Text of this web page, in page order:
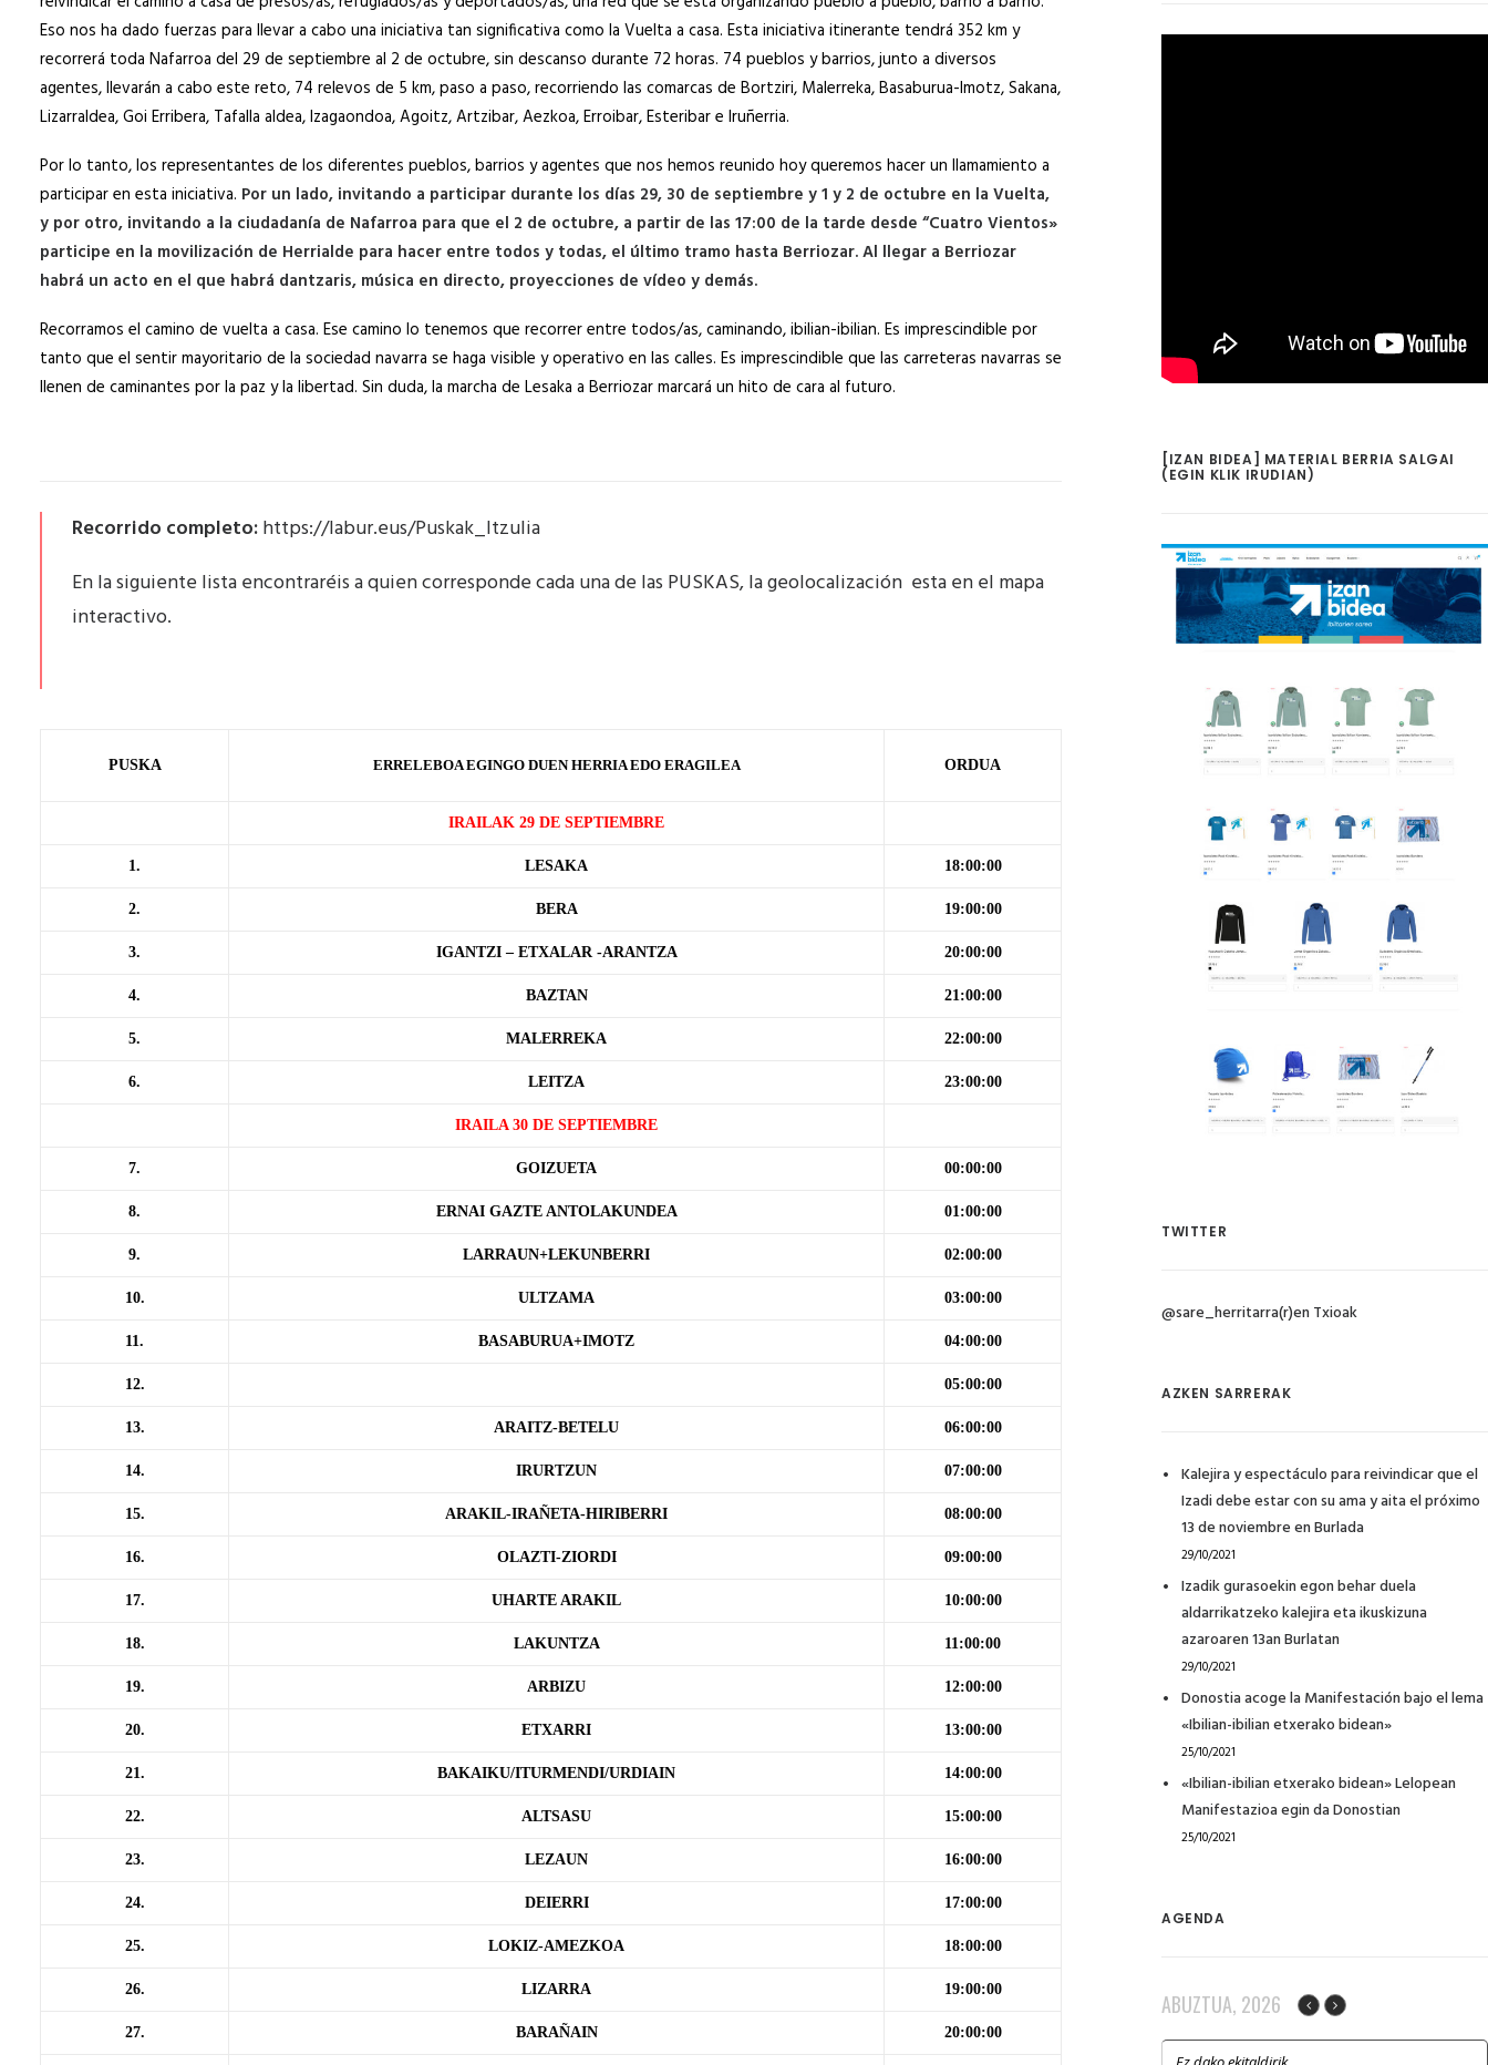
Eso nos ha dado fuerzas para llevar a cabo una iniciativa tan significativa como la Vuelta a casa. Esta iniciativa itinerante tendrá 352 km y
recorrerá toda Nafarroa del 29 de septiembre al 2 de octubre, sin descanso durante 72 horas. 74 pueblos y barrios, junto a diversos
agentes, llevarán a cabo este reto, 74 relevos de 5 km, paso a paso, recorriendo las comarcas de Bortziri, Malerreka, Basaburua-Imotz, Sakana,
Lizarraldea, Goi Erribera, Tafalla aldea, Izagaondoa, Agoitz, Artzibar, Aezkoa, Erroibar, Esteribar e Iruñerria.
Por lo tanto, los representantes de los diferentes pueblos, barrios y agentes que nos hemos reunido hoy queremos hacer un llamamiento a
participar en esta iniciativa. Por un lado, invitando a participar durante los días 29, 30 de septiembre y 1 y 2 de octubre en la Vuelta,
y por otro, invitando a la ciudadanía de Nafarroa para que el 2 de octubre, a partir de las 17:00 de la tarde desde “Cuatro Vientos»
participe en la movilización de Herrialde para hacer entre todos y todas, el último tramo hasta Berriozar. Al llegar a Berriozar
habrá un acto en el que habrá dantzaris, música en directo, proyecciones de vídeo y demás.
Recorramos el camino de vuelta a casa. Ese camino lo tenemos que recorrer entre todos/as, caminando, ibilian-ibilian. Es imprescindible por
tanto que el sentir mayoritario de la sociedad navarra se haga visible y operativo en las calles. Es imprescindible que las carreteras navarras se
llenen de caminantes por la paz y la libertad. Sin duda, la marcha de Lesaka a Berriozar marcará un hito de cara al futuro.
Recorrido completo:https://labur.eus/Puskak_Itzulia
En la siguiente lista encontraréis a quien corresponde cada una de las PUSKAS, la geolocalización esta en el mapa
interactivo.
PUSKA ERRELEBOA EGINGO DUEN HERRIA EDO ERAGILEA ORDUA
IRAILAK 29 DE SEPTIEMBRE
1. LESAKA 18:00:00
2. BERA 19:00:00
3. IGANTZI – ETXALAR -ARANTZA 20:00:00
4. BAZTAN 21:00:00
5. MALERREKA 22:00:00
6. LEITZA 23:00:00
IRAILA 30 DE SEPTIEMBRE
7. GOIZUETA 00:00:00
8. ERNAI GAZTE ANTOLAKUNDEA 01:00:00
9. LARRAUN+LEKUNBERRI 02:00:00
10. ULTZAMA 03:00:00
11. BASABURUA+IMOTZ 04:00:00
12. 05:00:00
13. ARAITZ-BETELU 06:00:00
14. IRURTZUN 07:00:00
15. ARAKIL-IRAÑETA-HIRIBERRI 08:00:00
16. OLAZTI-ZIORDI 09:00:00
17. UHARTE ARAKIL 10:00:00
18. LAKUNTZA 11:00:00
19. ARBIZU 12:00:00
20. ETXARRI 13:00:00
21. BAKAIKU/ITURMENDI/URDIAIN 14:00:00
22. ALTSASU 15:00:00
23. LEZAUN 16:00:00
24. DEIERRI 17:00:00
25. LOKIZ-AMEZKOA 18:00:00
26. LIZARRA 19:00:00
27. BARAÑAIN 20:00:00
[IZAN BIDEA] MATERIAL BERRIA SALGAI
(EGIN KLIK IRUDIAN)
TWITTER
@sare_herritarra(r)en Txioak
AZKEN SARRERAK
Kalejira y espectáculo para reivindicar que el
Izadi debe estar con su ama y aita el próximo
13 de noviembre en Burlada
29/10/2021
Izadik gurasoekin egon behar duela
aldarrikatzeko kalejira eta ikuskizuna
azaroaren 13an Burlatan
29/10/2021
Donostia acoge la Manifestación bajo el lema
«Ibilian-ibilian etxerako bidean»
25/10/2021
«Ibilian-ibilian etxerako bidean» Lelopean
Manifestazioa egin da Donostian
25/10/2021
AGENDA
ABUZTUA, 2026